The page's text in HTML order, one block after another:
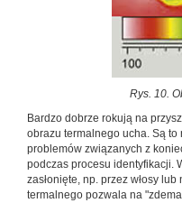
Rys. 10.
Bardzo dobrze rokują na
obrazu termalnego ucha. Są
problemów związanych z
podczas procesu identyfikacji.
zasłonięte, np. przez włosy
termalnego pozwala na